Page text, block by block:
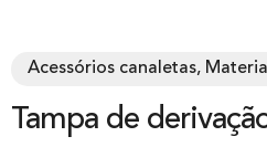
Acessórios canaletas,
Tampa de